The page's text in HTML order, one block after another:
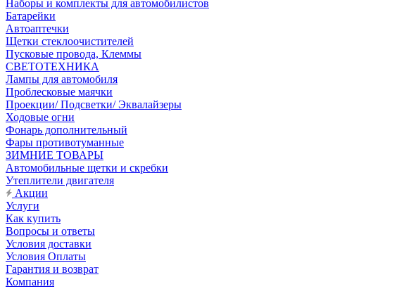
Наборы и комплекты для автомобилистов
Батарейки
Автоаптечки
Щетки стеклоочистителей
Пусковые провода, Клеммы
СВЕТОТЕХНИКА
Лампы для автомобиля
Проблесковые маячки
Проекции/ Подсветки/ Эквалайзеры
Ходовые огни
Фонарь дополнительный
Фары противотуманные
ЗИМНИЕ ТОВАРЫ
Автомобильные щетки и скребки
Утеплители двигателя
Акции
Услуги
Как купить
Вопросы и ответы
Условия доставки
Условия Оплаты
Гарантия и возврат
Компания